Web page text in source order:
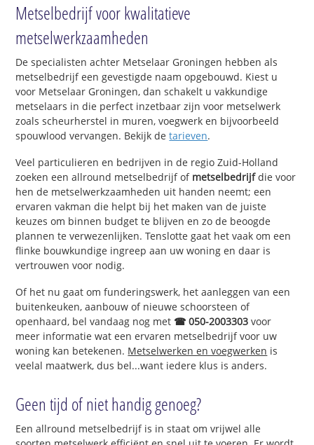
Metselbedrijf voor kwalitatieve
metselwerkzaamheden
De specialisten achter Metselaar Groningen hebben als
metselbedrijf een gevestigde naam opgebouwd. Kiest u
voor Metselaar Groningen, dan schakelt u vakkundige
metselaars in die perfect inzetbaar zijn voor metselwerk
zoals scheurherstel in muren, voegwerk en bijvoorbeeld
spouwlood vervangen. Bekijk detarieven.
Veel particulieren en bedrijven in de regio Zuid-Holland
zoeken een allround metselbedrijf of metselbedrijfdie voor
hen de metselwerkzaamheden uit handen neemt; een
ervaren vakman die helpt bij het maken van de juiste
keuzes om binnen budget te blijven en zo de beoogde
plannen te verwezenlijken. Tenslotte gaat het vaak om een
flinke bouwkundige ingreep aan uw woning en daar is
vertrouwen voor nodig.
Of het nu gaat om funderingswerk, het aanleggen van een
buitenkeuken, aanbouw of nieuwe schoorsteen of
openhaard, bel vandaag nog met ☎ 050-2003303 voor
meer informatie wat een ervaren metselbedrijf voor uw
woning kan betekenen. Metselwerken en voegwerken is
veelal maatwerk, dus bel...want iedere klus is anders.
Geen tijd of niet handig genoeg?
Een allround metselbedrijf is in staat om vrijwel alle